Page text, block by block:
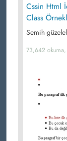
Cssin Html
Class
Semih güzelel
73,642